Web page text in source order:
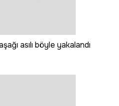
asılı böyle yakalandı